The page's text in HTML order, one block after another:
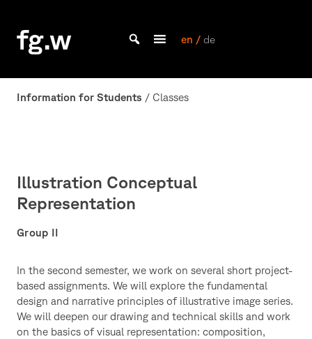
content
fg.w
Bachelor Kommunikationsdesign und Master Design & Information studieren
en / de
Information for Students / Classes
Illustration Conceptual
Representation
Group II
In the second semester, we work on several short project-
based assignments. We will explore the fundamental
design and narrative principles of illustrative image series.
We will deepen our drawing and technical skills and work
on the basics of visual representation: composition,